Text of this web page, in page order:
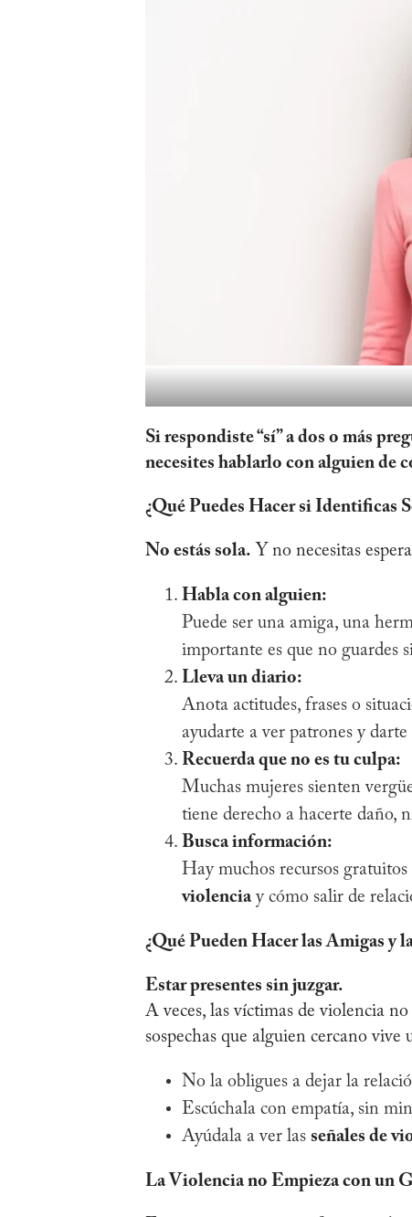
Si respondiste “sí” a dos o más
necesites hablarlo con alguien de
¿Qué Puedes Hacer si Identificas
No estás sola. Y no necesitas
Habla con alguien:
Puede ser una amiga, una
importante es que no guardes
Lleva un diario:
Anota actitudes, frases o
ayudarte a ver patrones y
Recuerda que no es tu culpa:
Muchas mujeres sienten
tiene derecho a hacerte daño,
Busca información:
Hay muchos recursos gratuitos
violenciay cómo salir de
¿Qué Pueden Hacer las Amigas y
Estar presentes sin juzgar.
A veces, las víctimas de violencia
sospechas que alguien cercano vive
No la obligues a dejar la
Escúchala con empatía, sin
Ayúdala a ver las señales de
La Violencia no Empieza con un